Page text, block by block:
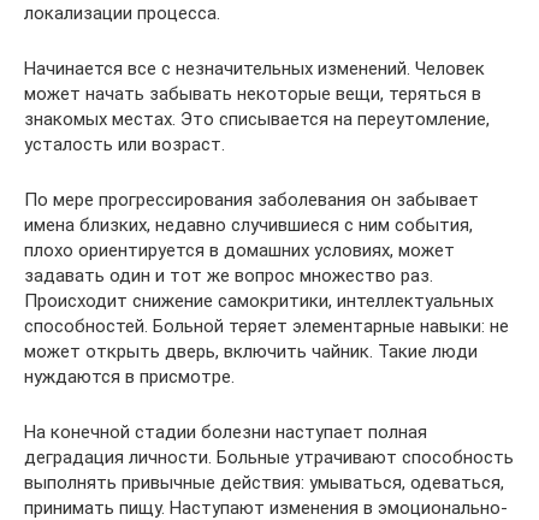
локализации процесса.
Начинается все с незначительных изменений. Человек
может начать забывать некоторые вещи, теряться в
знакомых местах. Это списывается на переутомление,
усталость или возраст.
По мере прогрессирования заболевания он забывает
имена близких, недавно случившиеся с ним события,
плохо ориентируется в домашних условиях, может
задавать один и тот же вопрос множество раз.
Происходит снижение самокритики, интеллектуальных
способностей. Больной теряет элементарные навыки: не
может открыть дверь, включить чайник. Такие люди
нуждаются в присмотре.
На конечной стадии болезни наступает полная
деградация личности. Больные утрачивают способность
выполнять привычные действия: умываться, одеваться,
принимать пищу. Наступают изменения в эмоционально-